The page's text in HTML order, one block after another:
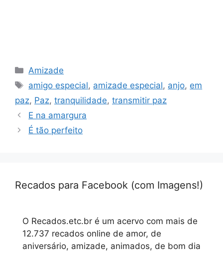
Categorias
Amizade
Tags
amigo especial, amizade especial, anjo, em
paz, Paz, tranquilidade, transmitir paz
E na amargura
É tão perfeito
Recados para Facebook (com Imagens!)
O Recados.etc.br é um acervo com mais de
12.737 recados online de amor, de
aniversário, amizade, animados, de bom dia